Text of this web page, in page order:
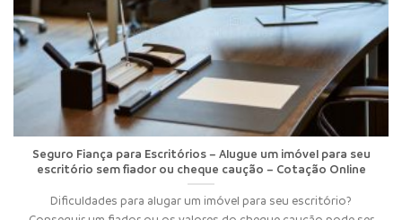
Seguro Fiança para Escritórios – Alugue um imóvel para seu
escritório sem fiador ou cheque caução – Cotação Online
Dificuldades para alugar um imóvel para seu escritório?